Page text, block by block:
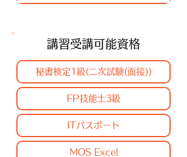
講習受講可能資格
秘書検定1級(二次試験(面接))
FP技能士3級
ITパスポート
MOS Excel